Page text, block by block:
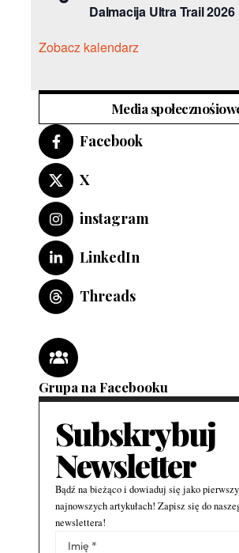
Dalmacija Ultra Trail 2026
Zobacz kalendarz
Media
Facebook
X
instagram
LinkedIn
Threads
Grupa na Facebooku
Subskrybuj
Newsletter
Bądź na bieżąco i dowiaduj się jako
najnowszych artykułach! Zapisz się do
newslettera!
Alternative: